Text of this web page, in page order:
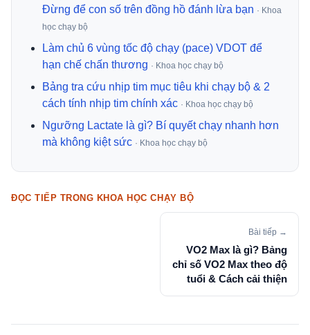
Đừng để con số trên đồng hồ đánh lừa bạn · Khoa
học chạy bộ
Làm chủ 6 vùng tốc độ chạy (pace) VDOT để
hạn chế chấn thương · Khoa học chạy bộ
Bảng tra cứu nhịp tim mục tiêu khi chạy bộ & 2
cách tính nhịp tim chính xác · Khoa học chạy bộ
Ngưỡng Lactate là gì? Bí quyết chạy nhanh hơn
mà không kiệt sức · Khoa học chạy bộ
ĐỌC TIẾP TRONG KHOA HỌC CHẠY BỘ
Bài tiếp →
VO2 Max là gì? Bảng
chỉ số VO2 Max theo độ
tuổi & Cách cải thiện